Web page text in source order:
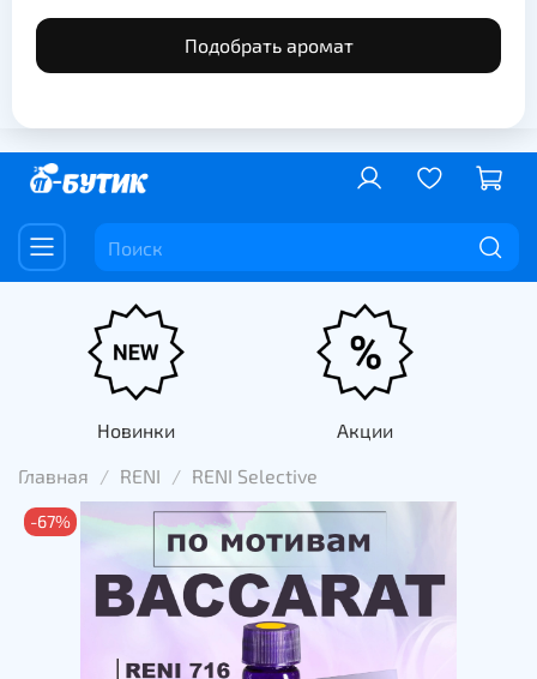
Подобрать аромат
Новинки Акции
Главная
RENI RENI Selective
-67%